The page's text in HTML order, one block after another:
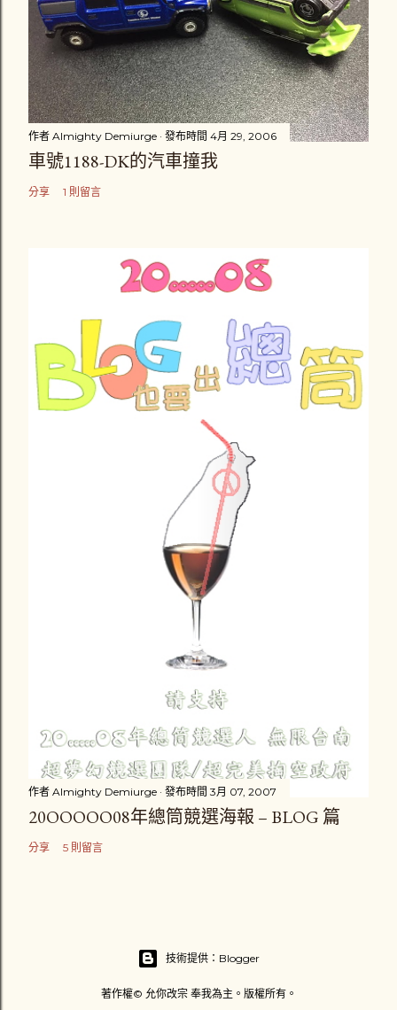
作者 Almighty Demiurge 發布時間 4月 29, 2006
車號1188-DK的汽車撞我
分享 1 則留言
作者 Almighty Demiurge 發布時間 3月 07, 2007
20OOOOO08年總筒競選海報 – BLOG 篇
分享 5 則留言
技術提供：Blogger
著作權© 允你改宗 奉我為主。版權所有。